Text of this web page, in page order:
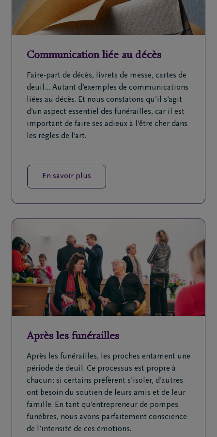
Communication liée au décès
Faire-part de décès, livrets de messe, cartes de
deuil… Autant d’exemples de communications
liées au décès. Et nous constatons qu’il s’agit
d’un aspect essentiel des funérailles, car il est
important de faire ses adieux à l’être cher dans
les règles de l’art.
En savoir plus
Après les funérailles
Après les funérailles, les proches entament une
période de deuil. Ce processus est propre à
chacun : si certains préfèrent s’isoler, d’autres
ont besoin du soutien de leurs amis et de leur
famille. En tant qu’entrepreneur de pompes
funèbres, nous avons parfaitement conscience
de l’intensité de ces émotions.